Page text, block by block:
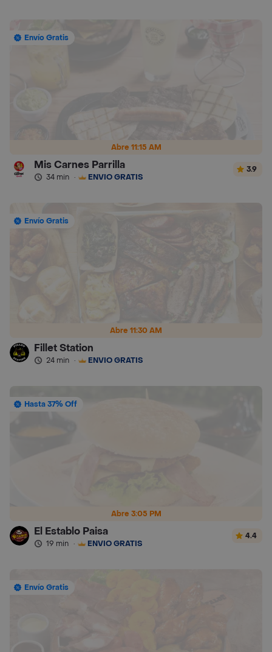
Abre 11:15 AM
Envío Gratis
Mis Carnes Parrilla
34 min · ENVÍO GRATIS
3.9
Abre 11:30 AM
Envío Gratis
Fillet Station
24 min · ENVÍO GRATIS
Abre 3:05 PM
Hasta 37% Off
El Establo Paisa
19 min · ENVÍO GRATIS
4.4
Envío Gratis